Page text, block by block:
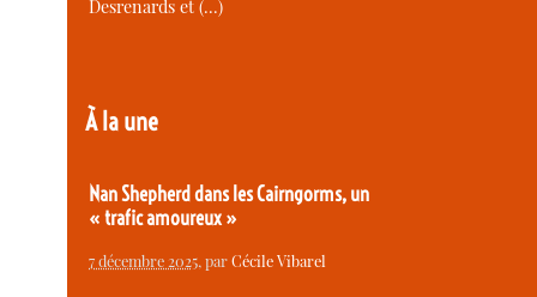
Desrenards et (…)
À la une
Nan Shepherd dans les Cairngorms, un
« trafic amoureux »
7 décembre 2025, parCécile Vibarel